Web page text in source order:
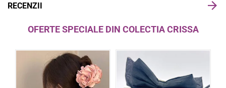
RECENZII
OFERTE SPECIALE DIN COLECTIA CRISSA